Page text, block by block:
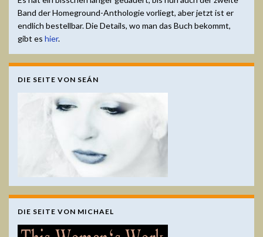
Band der Homeground-Anthologie vorliegt, aber jetzt ist er
endlich bestellbar. Die Details, wo man das Buch bekommt,
gibt es hier.
DIE SEITE VON SEÁN
DIE SEITE VON MICHAEL